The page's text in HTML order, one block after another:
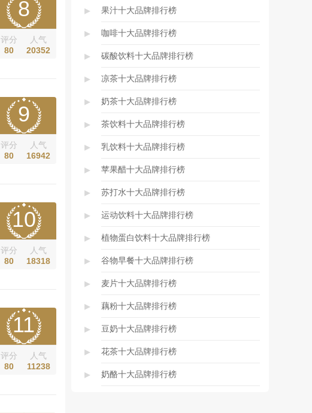
8
评分
80
人气
20352
9
评分
80
人气
16942
10
评分
80
人气
18318
11
评分
80
人气
11238
▸ 果汁十大品牌排行榜
▸ 咖啡十大品牌排行榜
▸ 碳酸饮料十大品牌排行榜
▸ 凉茶十大品牌排行榜
▸ 奶茶十大品牌排行榜
▸ 茶饮料十大品牌排行榜
▸ 乳饮料十大品牌排行榜
▸ 苹果醋十大品牌排行榜
▸ 苏打水十大品牌排行榜
▸ 运动饮料十大品牌排行榜
▸ 植物蛋白饮料十大品牌排行榜
▸ 谷物早餐十大品牌排行榜
▸ 麦片十大品牌排行榜
▸ 藕粉十大品牌排行榜
▸ 豆奶十大品牌排行榜
▸ 花茶十大品牌排行榜
▸ 奶酪十大品牌排行榜